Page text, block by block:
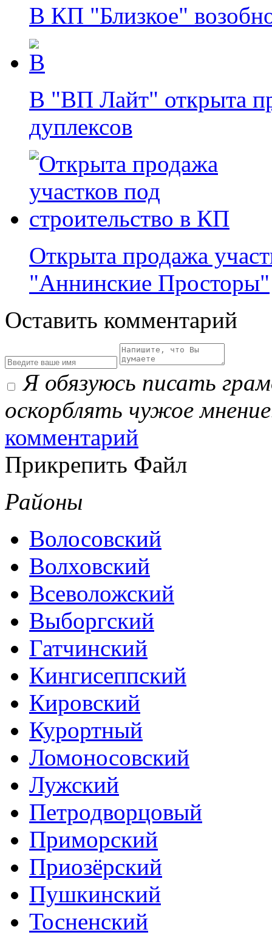
В КП "Близкое"
В "ВП Лайт" открыта
дуплексов
Открыта продажа
"Аннинские Просторы"
Оставить комментарий
Я обязуюсь писать
оскорблять чужое
комментарий
Прикрепить Файл
Районы
Волосовский
Волховский
Всеволожский
Выборгский
Гатчинский
Кингисеппский
Кировский
Курортный
Ломоносовский
Лужский
Петродворцовый
Приморский
Приозёрский
Пушкинский
Тосненский